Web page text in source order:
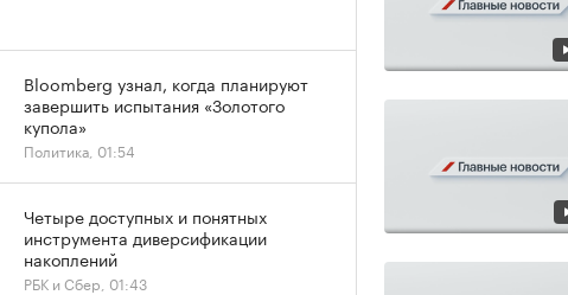
Bloomberg узнал, когда планируют
завершить испытания «Золотого
купола»
Политика, 01:54
Четыре доступных и понятных
инструмента диверсификации
накоплений
РБК и Сбер, 01:43